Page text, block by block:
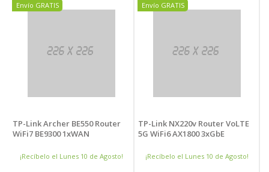
TP-Link Archer BE550 Router
WiFi7 BE9300 1xWAN
¡Recíbelo el Lunes 10 de Agosto!
Envío GRATIS
TP-Link NX220v Router VoLTE
5G WiFi6 AX1800 3xGbE
¡Recíbelo el Lunes 10 de Agosto!
Envío GRATIS